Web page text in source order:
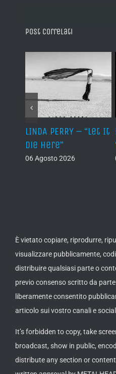
Post correlati
LINDA PERRY – “Let It
Die Here”
06 Agosto 2026
È vietato copiare, riprodurre,
visualizzare pubblicamente,
distribuire qualsiasi parte o
previo consenso scritto da
liberamente consentito
articolo sui vostro canali e
It’s forbidden to copy, take
broadcast, show in public,
distribute any section or